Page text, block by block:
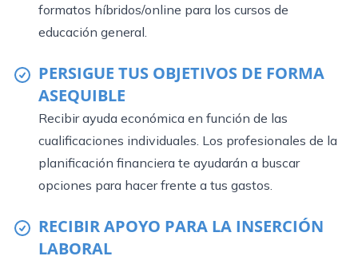
formatos híbridos/online para los cursos de
educación general.
PERSIGUE TUS OBJETIVOS DE FORMA
ASEQUIBLE
Recibir ayuda económica en función de las
cualificaciones individuales. Los profesionales de la
planificación financiera te ayudarán a buscar
opciones para hacer frente a tus gastos.
RECIBIR APOYO PARA LA INSERCIÓN
LABORAL